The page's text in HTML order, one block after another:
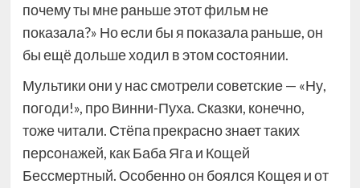
почему ты мне раньше этот фильм не
показала?» Но если бы я показала раньше, он
бы ещё дольше ходил в этом состоянии.
Мультики они у нас смотрели советские — «Ну,
погоди!», про Винни-Пуха. Сказки, конечно,
тоже читали. Стёпа прекрасно знает таких
персонажей, как Баба Яга и Кощей
Бессмертный. Особенно он боялся Кощея и от